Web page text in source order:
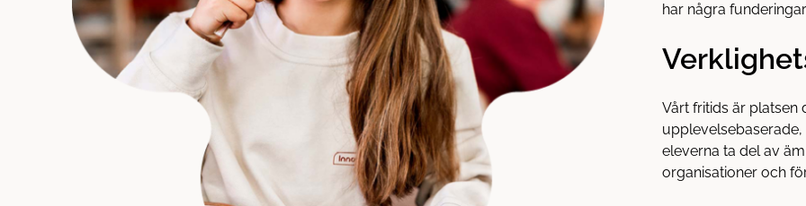
har några
Vårt fritids är platsen
eleverna ta del av
organisationer och